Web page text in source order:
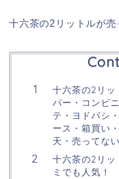
十六茶の2リットルが売
十六茶の2リッ
パー・コンビ
テ・ヨドバシ
ース・箱買い
天・売ってな
十六茶の2リッ
ミでも人気！